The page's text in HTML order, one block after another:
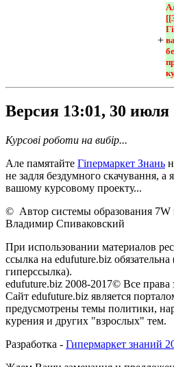
+
Версия 13:01, 30 июля
Курсові роботи на вибір...
Але памятайте Гіпермаркет Знань
не задля бездумного скачування,
вашому курсовому проекту...
© Автор системы образования 7W
Владимир Спиваковский
При использовании материалов
ссылка на edufuture.biz
гиперссылка).
edufuture.biz 2008-2017© Все
Сайт edufuture.biz является
предусмотрены темы политики,
курения и других "взрослых" тем.
Разработка - Гипермаркет знаний